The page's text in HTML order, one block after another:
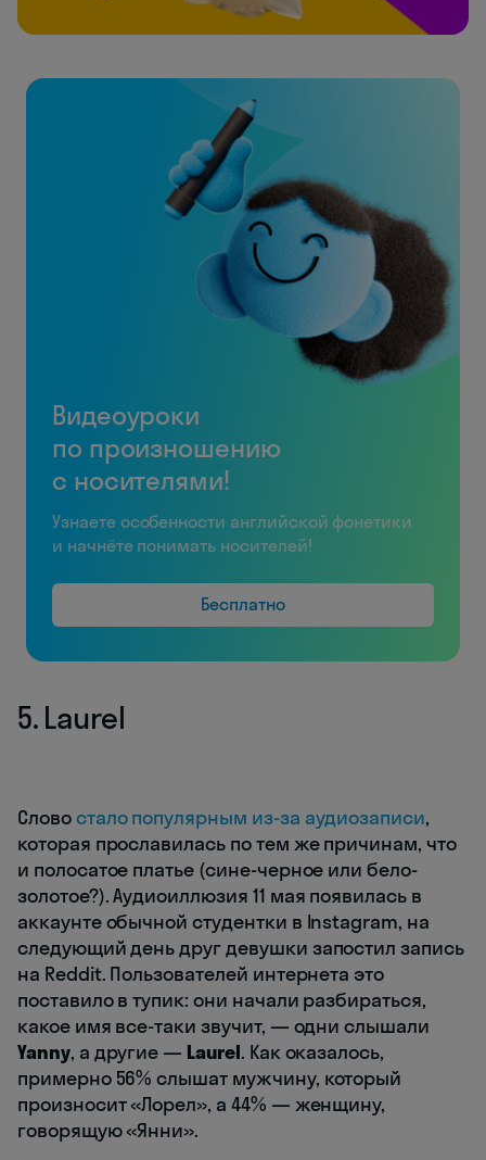
Видеоуроки
по произношению
с носителями!
Узнаете особенности английской фонетики
и начнёте понимать носителей!
Бесплатно
5. Laurel
Словостало популярным из-за аудиозаписи,
которая прославилась по тем же причинам, что
и полосатое платье (сине-черное или бело-
золотое?). Аудиоиллюзия 11 мая появилась в
аккаунте обычной студентки в Instagram, на
следующий день друг девушки запостил запись
на Reddit. Пользователей интернета это
поставило в тупик: они начали разбираться,
какое имя все-таки звучит, — одни слышали
Yanny, а другие — Laurel. Как оказалось,
примерно 56% слышат мужчину, который
произносит «Лорел», а 44% — женщину,
говорящую «Янни».